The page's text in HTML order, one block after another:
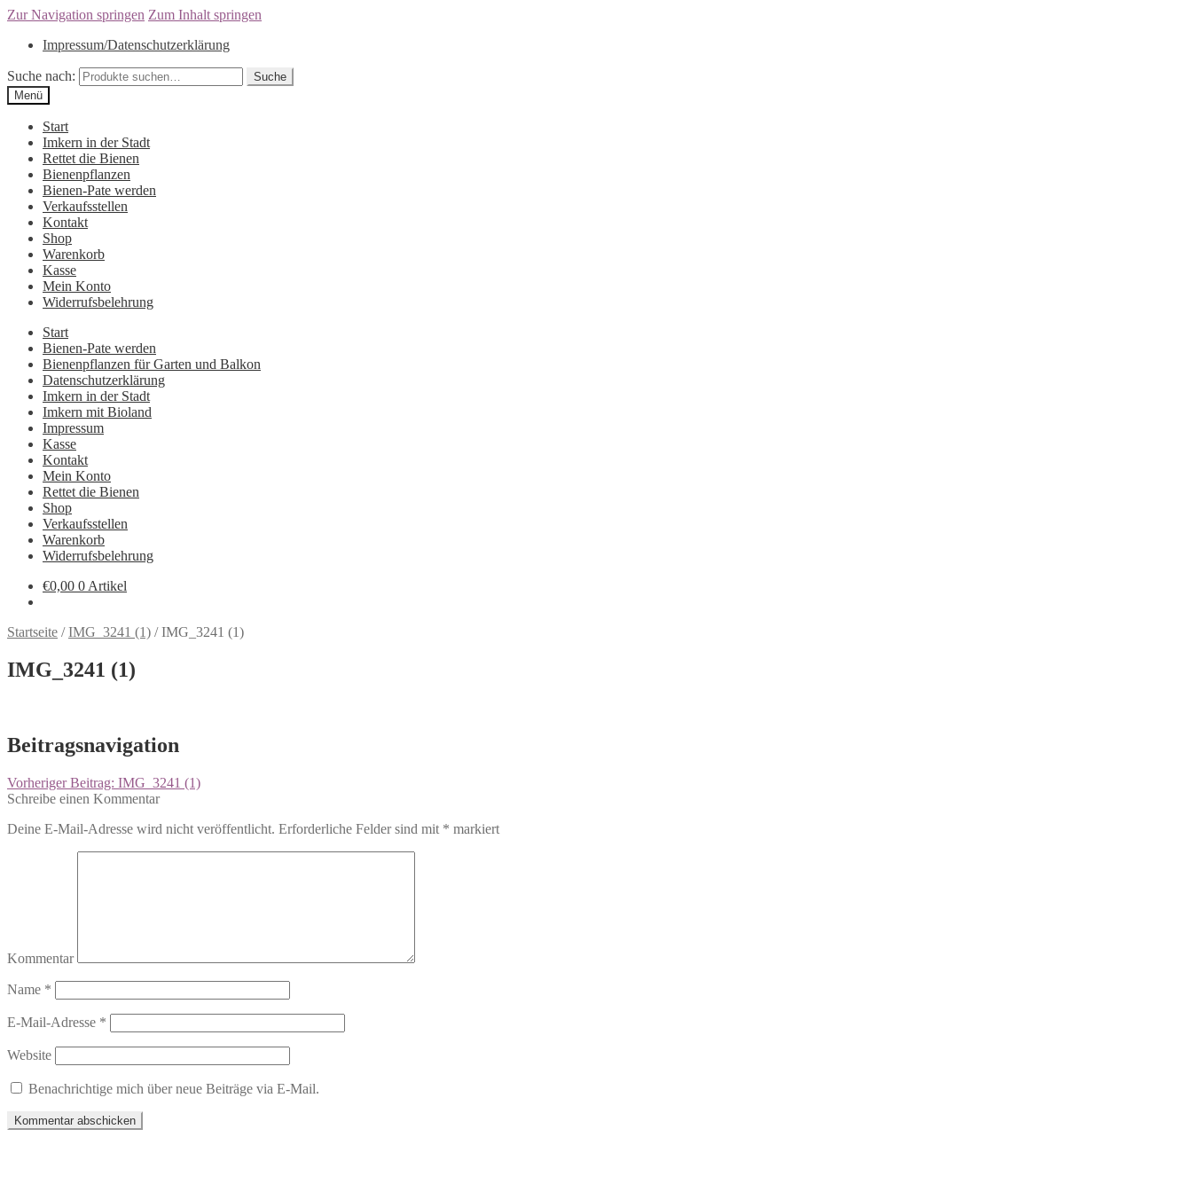
Zur Navigation springen Zum Inhalt springen
Impressum/Datenschutzerklärung
Suche nach:
Suche
Menü
Start
Imkern in der Stadt
Rettet die Bienen
Bienenpflanzen
Bienen-Pate werden
Verkaufsstellen
Kontakt
Shop
Warenkorb
Kasse
Mein Konto
Widerrufsbelehrung
Start
Bienen-Pate werden
Bienenpflanzen für Garten und Balkon
Datenschutzerklärung
Imkern in der Stadt
Imkern mit Bioland
Impressum
Kasse
Kontakt
Mein Konto
Rettet die Bienen
Shop
Verkaufsstellen
Warenkorb
Widerrufsbelehrung
€0,00 0 Artikel
Startseite /IMG_3241 (1) /IMG_3241 (1)
IMG_3241 (1)
Beitragsnavigation
Vorheriger Beitrag: IMG_3241 (1)
Schreibe einen Kommentar
Deine E-Mail-Adresse wird nicht veröffentlicht. Erforderliche Felder sind mit * markiert
Kommentar
Name *
E-Mail-Adresse *
Website
Benachrichtige mich über neue Beiträge via E-Mail.